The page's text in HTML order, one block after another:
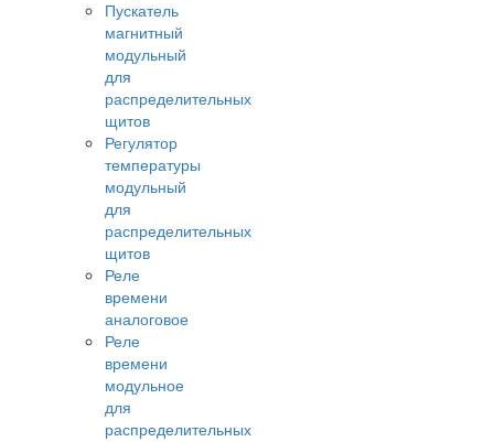
Пускатель
магнитный
модульный
для
распределительных
щитов
Регулятор
температуры
модульный
для
распределительных
щитов
Реле
времени
аналоговое
Реле
времени
модульное
для
распределительных